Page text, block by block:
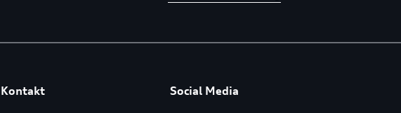
Kontakt Social Media